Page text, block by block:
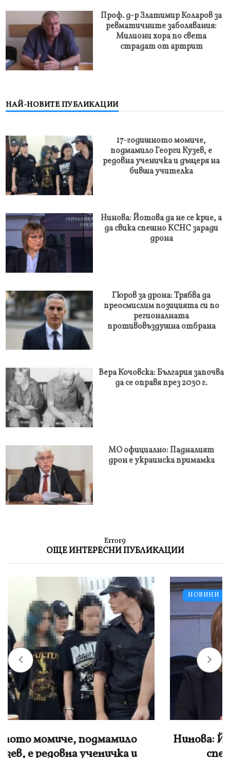
Проф. д-р Златимир Коларов за
ревматичните заболявания:
Милиони хора по света
страдат от артрит
НАЙ-НОВИТЕ ПУБЛИКАЦИИ
17-годишното момиче,
подмамило Георги Кузев, е
редовна ученичка и дъщеря на
бивша учителка
Нинова: Йотова да не се крие, а
да свика спешно КСНС заради
дрона
Гюров за дрона: Трябва да
преосмислим позицията си по
регионалната
противовъздушна отбрана
Вера Кочовска: България започва
да се оправя през 2030 г.
МО официално: Падналият
дрон е украинска примамка
Error9
ОЩЕ ИНТЕРЕСНИ ПУБЛИКАЦИИ
Нинова: Йотова да не се крие, а да свика
спешно КСНС заради дрона